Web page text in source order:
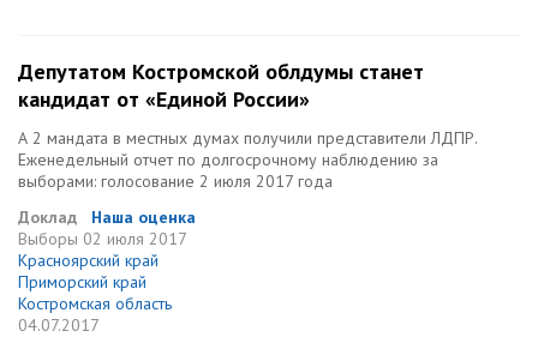
Депутатом Костромской облдумы станет
кандидат от «Единой России»
А 2 мандата в местных думах получили представители ЛДПР.
Еженедельный отчет по долгосрочному наблюдению за
выборами: голосование 2 июля 2017 года
Доклад
Наша оценка
Выборы 02 июля 2017
Красноярский край
Приморский край
Костромская область
04.07.2017